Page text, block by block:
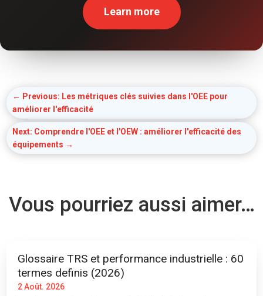
Learn more
← Previous: Les métriques clés suivies dans l'OEE pour
améliorer l'efficacité
Next: Comprendre l'OEE et l'OEW : améliorer l'efficacité des
équipements →
Vous pourriez aussi aimer…
Glossaire TRS et performance industrielle : 60
termes definis (2026)
2 Août. 2026